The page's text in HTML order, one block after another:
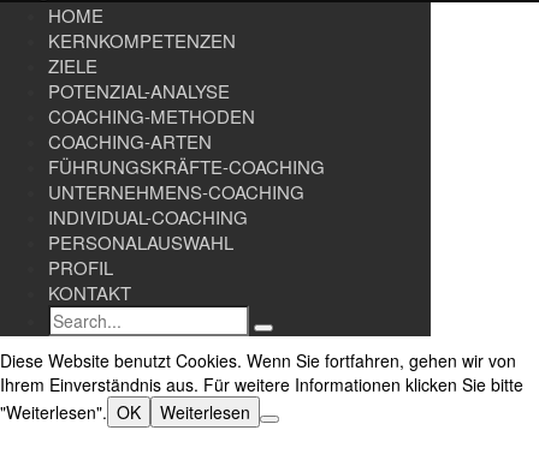
HOME
KERNKOMPETENZEN
ZIELE
POTENZIAL-ANALYSE
COACHING-METHODEN
COACHING-ARTEN
FÜHRUNGSKRÄFTE-COACHING
UNTERNEHMENS-COACHING
INDIVIDUAL-COACHING
PERSONALAUSWAHL
PROFIL
KONTAKT
Search
Diese Website benutzt Cookies. Wenn Sie fortfahren, gehen wir von
Ihrem Einverständnis aus. Für weitere Informationen klicken Sie bitte
"Weiterlesen". OK Weiterlesen